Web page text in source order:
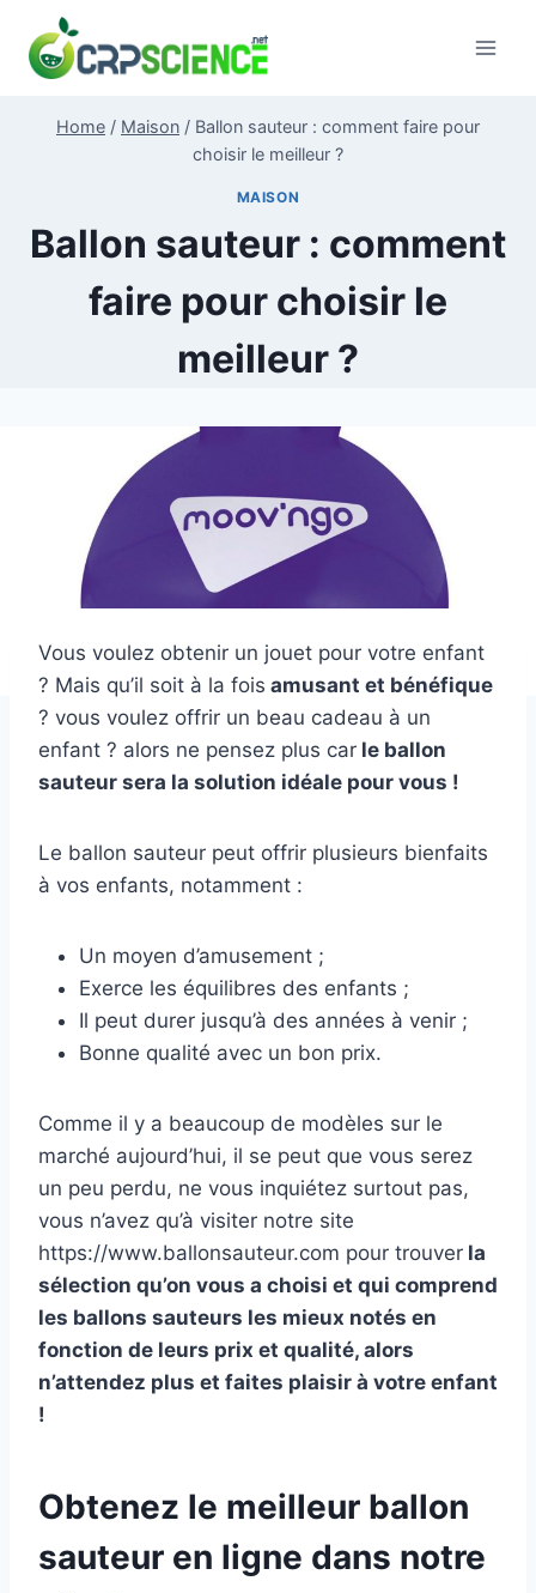
content
Home / Maison / Ballon sauteur : comment faire pour
choisir le meilleur ?
MAISON
Ballon sauteur : comment
faire pour choisir le
meilleur ?
Vous voulez obtenir un jouet pour votre enfant
? Mais qu’il soit à la fois amusant et bénéfique
? vous voulez offrir un beau cadeau à un
enfant ? alors ne pensez plus car le ballon
sauteur sera la solution idéale pour vous !
Le ballon sauteur peut offrir plusieurs bienfaits
à vos enfants, notamment :
Un moyen d’amusement ;
Exerce les équilibres des enfants ;
Il peut durer jusqu’à des années à venir ;
Bonne qualité avec un bon prix.
Comme il y a beaucoup de modèles sur le
marché aujourd’hui, il se peut que vous serez
un peu perdu, ne vous inquiétez surtout pas,
vous n’avez qu’à visiter notre site
https://www.ballonsauteur.com pour trouver la
sélection qu’on vous a choisi et qui comprend
les ballons sauteurs les mieux notés en
fonction de leurs prix et qualité, alors
n’attendez plus et faites plaisir à votre enfant
!
Obtenez le meilleur ballon
sauteur en ligne dans notre